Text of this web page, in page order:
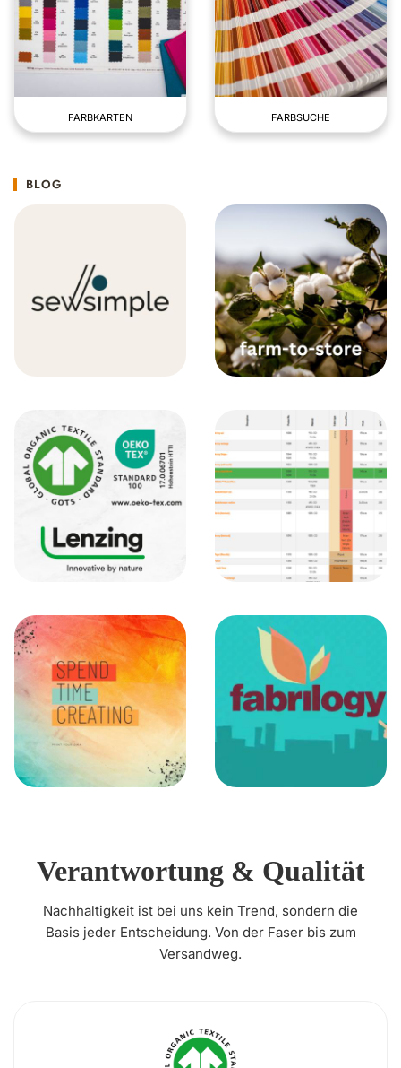
FARBKARTEN FARBSUCHE
BLOG
Verantwortung & Qualität
Nachhaltigkeit ist bei uns kein Trend, sondern die
Basis jeder Entscheidung. Von der Faser bis zum
Versandweg.